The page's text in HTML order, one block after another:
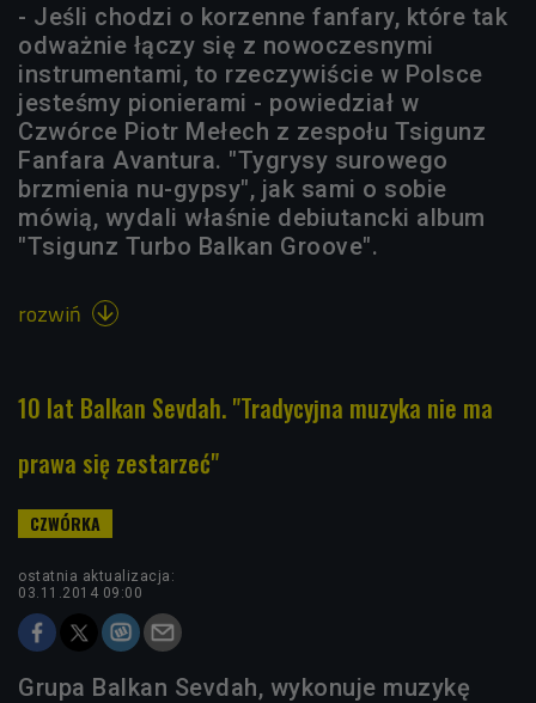
- Jeśli chodzi o korzenne fanfary, które tak
odważnie łączy się z nowoczesnymi
instrumentami, to rzeczywiście w Polsce
jesteśmy pionierami - powiedział w
Czwórce Piotr Mełech z zespołu Tsigunz
Fanfara Avantura. "Tygrysy surowego
brzmienia nu-gypsy", jak sami o sobie
mówią, wydali właśnie debiutancki album
"Tsigunz Turbo Balkan Groove".
rozwiń 
10 lat Balkan Sevdah. "Tradycyjna muzyka nie ma
prawa się zestarzeć"
ostatnia aktualizacja:
03.11.2014 09:00
Grupa Balkan Sevdah, wykonuje muzykę